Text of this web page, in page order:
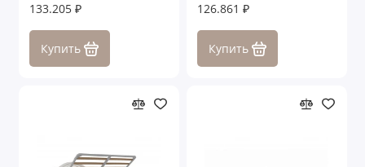
133.205 ₽
Купить
126.861 ₽
Купить